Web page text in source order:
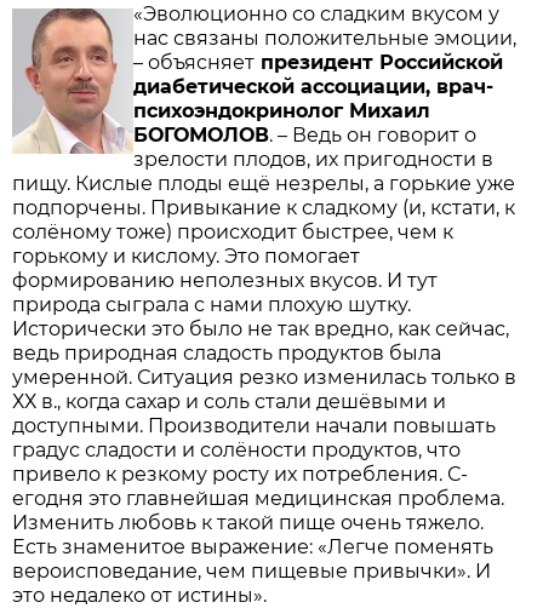
«Эволюционно со сладким вкусом у
нас связаны положительные эмоции,
– объясняет президент Российской
диабетической ассоциации, врач-
психоэндокринолог Михаил
БОГОМОЛОВ. – Ведь он говорит о
зрелости плодов, их пригодности в
пищу. Кислые плоды ещё незрелы, а горькие уже
подпорчены. Привыкание к сладкому (и, кстати, к
солёному тоже) происходит быстрее, чем к
горькому и кислому. Это помогает
формированию неполезных вкусов. И тут
природа сыграла с нами плохую шутку.
Исторически это было не так вредно, как сейчас,
ведь природная сладость продуктов была
умеренной. Ситуация резко изменилась только в
ХХ в., когда сахар и соль стали дешёвыми и
доступными. Производители начали повышать
градус сладо­сти и солёности продуктов, что
привело к резкому росту их потребления. С­
егодня это главнейшая медицинская проблема.
Изменить любовь к такой пище очень тяжело.
Есть знаменитое выражение: «Легче поменять
вероисповедание, чем пищевые привычки». И
это недалеко от и­стины».